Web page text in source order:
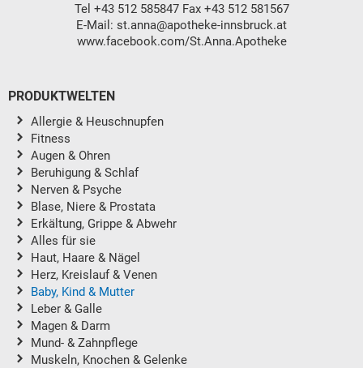
Tel +43 512 585847Fax +43 512 581567
E-Mail: st.anna@apotheke-innsbruck.at
www.facebook.com/St.Anna.Apotheke
PRODUKTWELTEN
Allergie & Heuschnupfen
Fitness
Augen & Ohren
Beruhigung & Schlaf
Nerven & Psyche
Blase, Niere & Prostata
Erkältung, Grippe & Abwehr
Alles für sie
Haut, Haare & Nägel
Herz, Kreislauf & Venen
Baby, Kind & Mutter
Leber & Galle
Magen & Darm
Mund- & Zahnpflege
Muskeln, Knochen & Gelenke